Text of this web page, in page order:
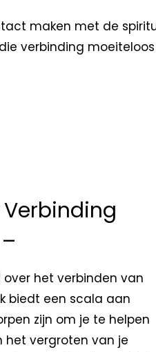
maken met de
verbinding
over het verbinden van
biedt een scala aan
zijn om je te helpen
het vergroten van je